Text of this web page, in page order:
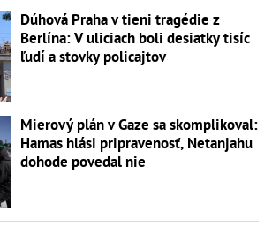
Dúhová Praha v tieni tragédie z
Berlína: V uliciach boli desiatky tisíc
ľudí a stovky policajtov
Mierový plán v Gaze sa skomplikoval:
Hamas hlási pripravenosť, Netanjahu
dohode povedal nie